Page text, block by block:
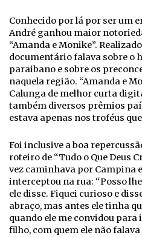
Conhecido por lá por ser um
André ganhou maior
“Amanda e Monike”.
documentário falava sobre o
paraibano e sobre os
naquela região. “Amanda e
Calunga de melhor curta
também diversos prêmios
estava apenas nos troféus
Foi inclusive a boa
roteiro de “Tudo o Que Deus
vez caminhava por Campina
interceptou na rua: “Posso
ele disse. Fiquei curioso e
abraço, mas antes ele tinha
quando ele me convidou para
filho, com quem ele não